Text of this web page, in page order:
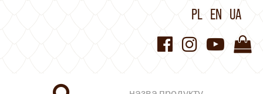
PL EN UA